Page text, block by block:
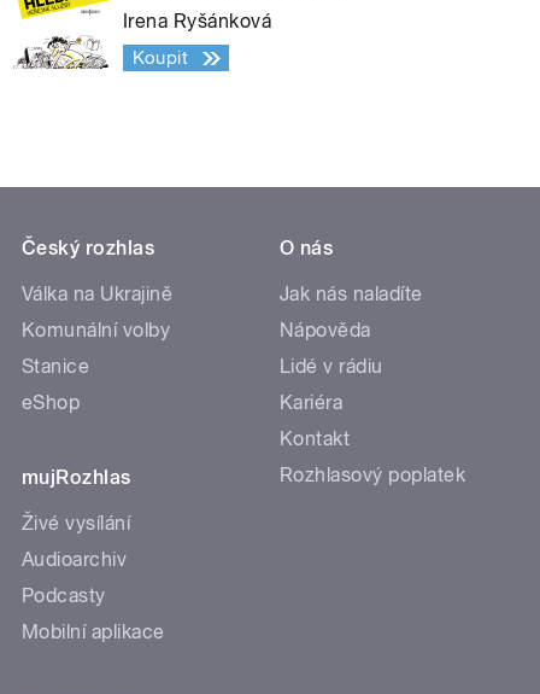
Irena Ryšánková
Koupit
Český rozhlas
Válka na Ukrajině
Komunální volby
Stanice
eShop
mujRozhlas
Živé vysílání
Audioarchiv
Podcasty
Mobilní aplikace
O nás
Jak nás naladíte
Nápověda
Lidé v rádiu
Kariéra
Kontakt
Rozhlasový poplatek